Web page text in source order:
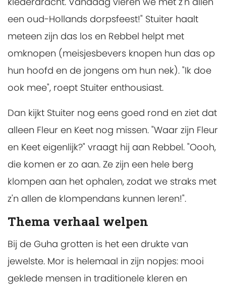
een oud-Hollands dorpsfeest!" Stuiter haalt
meteen zijn das los en Rebbel helpt met
omknopen (meisjesbevers knopen hun das op
hun hoofd en de jongens om hun nek). "Ik doe
ook mee", roept Stuiter enthousiast.
Dan kijkt Stuiter nog eens goed rond en ziet dat
alleen Fleur en Keet nog missen. "Waar zijn Fleur
en Keet eigenlijk?" vraagt hij aan Rebbel. "Oooh,
die komen er zo aan. Ze zijn een hele berg
klompen aan het ophalen, zodat we straks met
z'n allen de klompendans kunnen leren!".
Thema verhaal welpen
Bij de Guha grotten is het een drukte van
jewelste. Mor is helemaal in zijn nopjes: mooi
geklede mensen in traditionele kleren en